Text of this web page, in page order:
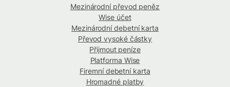
Mezinárodní převod peněz
Wise účet
Mezinárodní debetní karta
Převod vysoké částky
Přijmout peníze
Platforma Wise
Firemní debetní karta
Hromadné platby